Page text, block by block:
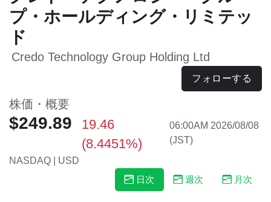
プ・ホールディング・リミテッ
ド
Credo Technology Group Holding Ltd
フォローする
株価・概要
$249.89
19.46
(8.4451%)
06:00AM 2026/08/08
(JST)
NASDAQ | USD
日次
週次 月次